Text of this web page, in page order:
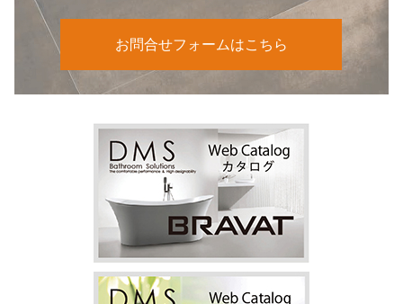
お問合せフォームはこちら